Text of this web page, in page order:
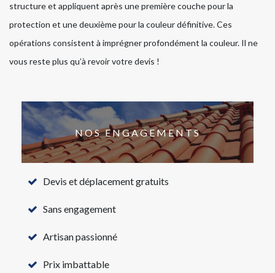
structure et appliquent après une première couche pour la
protection et une deuxième pour la couleur définitive. Ces
opérations consistent à imprégner profondément la couleur. Il ne
vous reste plus qu’à revoir votre devis !
NOS ENGAGEMENTS
Devis et déplacement gratuits
Sans engagement
Artisan passionné
Prix imbattable